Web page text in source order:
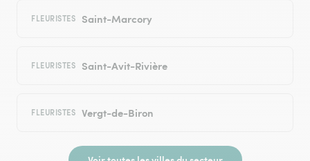
FLEURISTES Saint-Marcory
FLEURISTES Saint-Avit-Rivière
FLEURISTES Vergt-de-Biron